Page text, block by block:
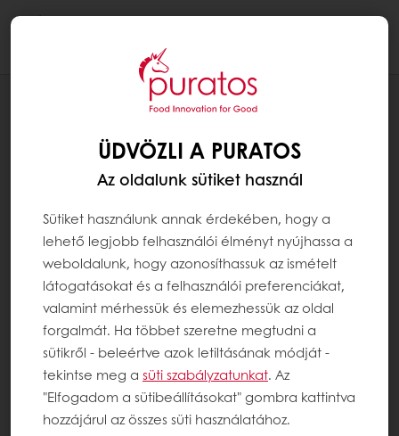
PÜNKÖSDI KOVÁSZOS KALÁCS
ÜDVÖZLI A PURATOS
Az oldalunk sütiket használ
Sütiket használunk annak érdekében, hogy a
lehető legjobb felhasználói élményt nyújhassa a
weboldalunk, hogy azonosíthassuk az ismételt
látogatásokat és a felhasználói preferenciákat,
valamint mérhessük és elemezhessük az oldal
forgalmát. Ha többet szeretne megtudni a
sütikről - beleértve azok letiltásának módját -
tekintse meg a süti szabályzatunkat. Az
"Elfogadom a sütibeállításokat" gombra kattintva
hozzájárul az összes süti használatához.